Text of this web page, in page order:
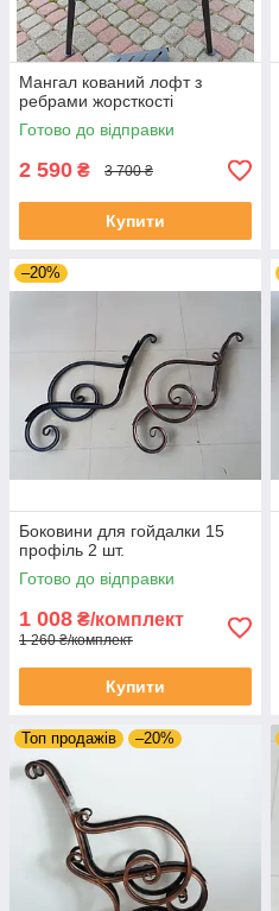
Мангал кований лофт з
ребрами жорсткості
Готово до відправки
2 590 ₴ 3 700 ₴
Купити
–20%
Боковини для гойдалки 15
профіль 2 шт.
Готово до відправки
1 008 ₴/комплект
1 260 ₴/комплект
Купити
Топ продажів –20%